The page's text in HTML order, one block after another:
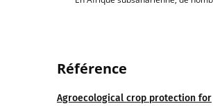
Référence
Agroecological crop protection for